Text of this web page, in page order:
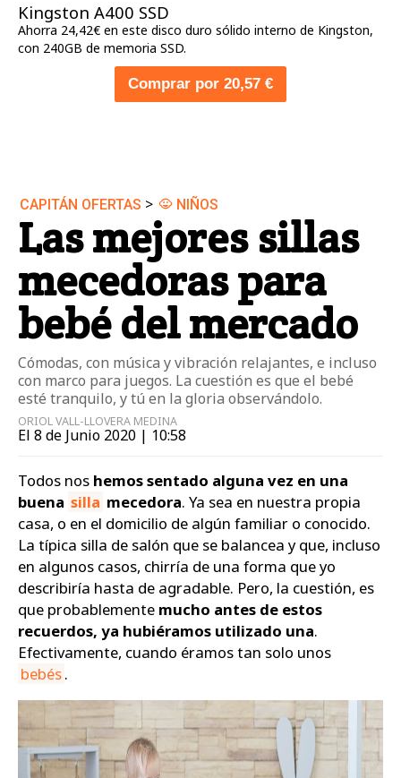
Kingston A400 SSD
Ahorra 24,42€ en este disco duro sólido interno de Kingston,
con 240GB de memoria SSD.
Comprar por 20,57 €
CAPITÁN OFERTAS > NIÑOS
Las mejores sillas
mecedoras para
bebé del mercado
Cómodas, con música y vibración relajantes, e incluso
con marco para juegos. La cuestión es que el bebé
esté tranquilo, y tú en la gloria observándolo.
ORIOL VALL-LLOVERA MEDINA
El 8 de Junio 2020 | 10:58
Todos nos hemos sentado alguna vez en una
buena silla mecedora. Ya sea en nuestra propia
casa, o en el domicilio de algún familiar o conocido.
La típica silla de salón que se balancea y que, incluso
en algunos casos, chirría de una forma que yo
describiría hasta de agradable. Pero, la cuestión, es
que probablemente mucho antes de estos
recuerdos, ya hubiéramos utilizado una.
Efectivamente, cuando éramos tan solo unos
bebés.